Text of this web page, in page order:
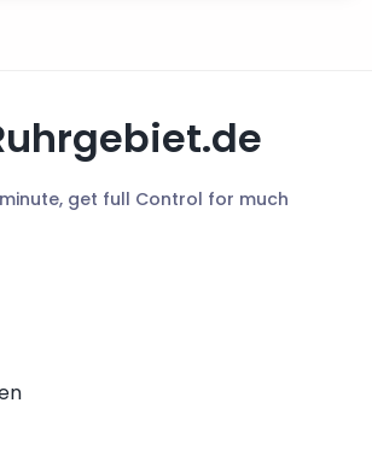
get full Control for much